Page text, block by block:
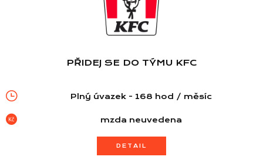
PŘIDEJ SE DO TÝMU KFC
Plný úvazek - 168 hod / měsíc
mzda neuvedena
DETAIL